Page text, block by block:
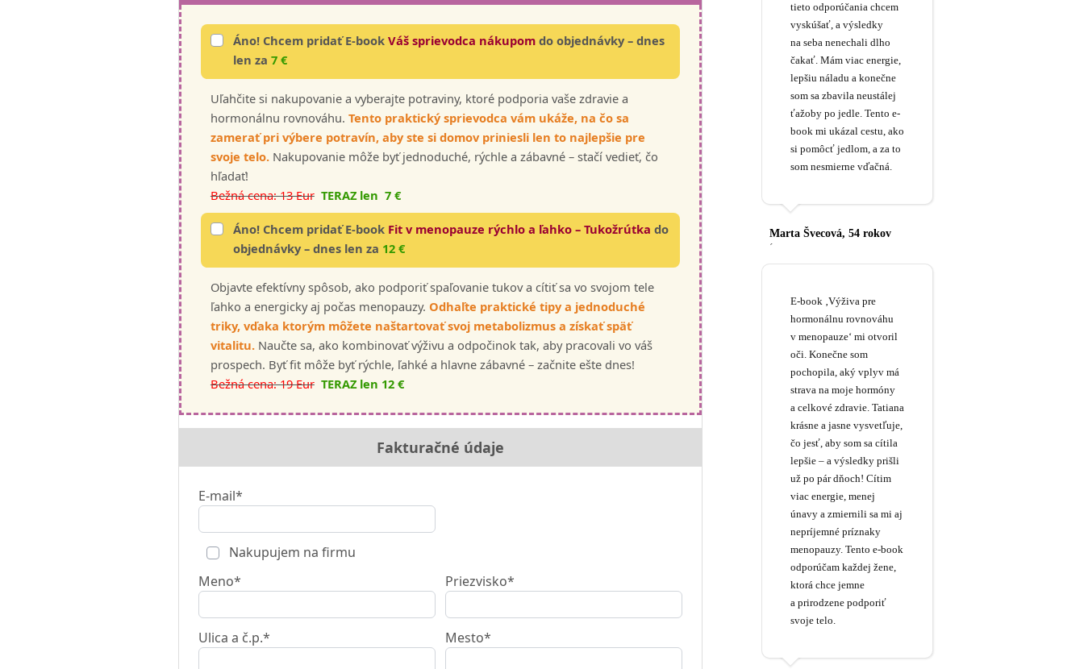
Áno! Chcem pridať E-book Váš sprievodca nákupomdo objednávky – dnes
len za 7 €
Uľahčite si nakupovanie a vyberajte potraviny, ktoré podporia vaše zdravie a
hormonálnu rovnováhu. Tento praktický sprievodca vám ukáže, na čo sa
zamerať pri výbere potravín, aby ste si domov priniesli len to najlepšie pre
svoje telo.Nakupovanie môže byť jednoduché, rýchle a zábavné – stačí vedieť, čo
hľadať!
Bežná cena: 13 Eur TERAZ len 7 €
Áno! Chcem pridať E-book Fit v menopauze rýchlo a ľahko – Tukožrútka do
objednávky – dnes len za 12 €
Objavte efektívny spôsob, ako podporiť spaľovanie tukov a cítiť sa vo svojom tele
ľahko a energicky aj počas menopauzy. Odhaľte praktické tipy a jednoduché
triky, vďaka ktorým môžete naštartovať svoj metabolizmus a získať späť
vitalitu.Naučte sa, ako kombinovať výživu a odpočinok tak, aby pracovali vo váš
prospech. Byť fit môže byť rýchle, ľahké a hlavne zábavné – začnite ešte dnes!
Bežná cena: 19 Eur TERAZ len 12 €
Fakturačné údaje
E-mail*
Nakupujem na firmu
Meno*
Priezvisko*
Ulica a č.p.* Mesto*
tieto odporúčania chcem
vyskúšať, a výsledky
na seba nenechali dlho
čakať. Mám viac energie,
lepšiu náladu a konečne
som sa zbavila neustálej
ťažoby po jedle. Tento e-
book mi ukázal cestu, ako
si pomôcť jedlom, a za to
som nesmierne vďačná.
Marta Švecová, 54 rokov
´
E-book ‚Výživa pre
hormonálnu rovnováhu
v menopauze‘ mi otvoril
oči. Konečne som
pochopila, aký vplyv má
strava na moje hormóny
a celkové zdravie. Tatiana
krásne a jasne vysvetľuje,
čo jesť, aby som sa cítila
lepšie – a výsledky prišli
už po pár dňoch! Cítim
viac energie, menej
únavy a zmiernili sa mi aj
nepríjemné príznaky
menopauzy. Tento e-book
odporúčam každej žene,
ktorá chce jemne
a prirodzene podporiť
svoje telo.